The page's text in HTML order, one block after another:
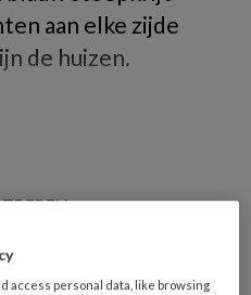
aan elke zijde
de huizen.
lezen?
access personal data, like browsing